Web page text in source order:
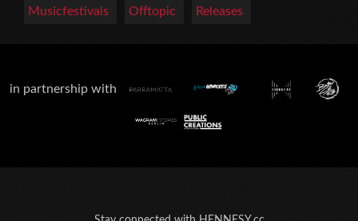
Musicfestivals Offtopic Releases
in partnership with